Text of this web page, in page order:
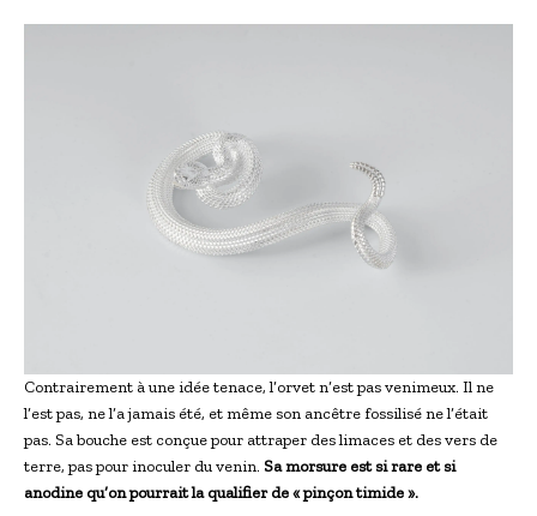
Contrairement à une idée tenace, l’orvet n’est pas venimeux. Il ne
l’est pas, ne l’a jamais été, et même son ancêtre fossilisé ne l’était
pas. Sa bouche est conçue pour attraper des limaces et des vers de
terre, pas pour inoculer du venin. Sa morsure est si rare et si
anodine qu’on pourrait la qualifier de « pinçon timide ».